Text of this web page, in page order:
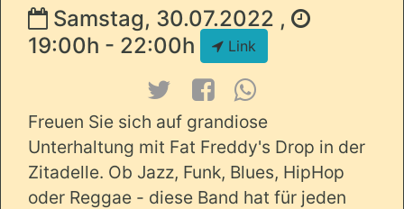
Samstag, 30.07.2022 ,
19:00h - 22:00h
Link
Freuen Sie sich auf grandiose
Unterhaltung mit Fat Freddy's Drop in der
Zitadelle. Ob Jazz, Funk, Blues, HipHop
oder Reggae - diese Band hat für jeden